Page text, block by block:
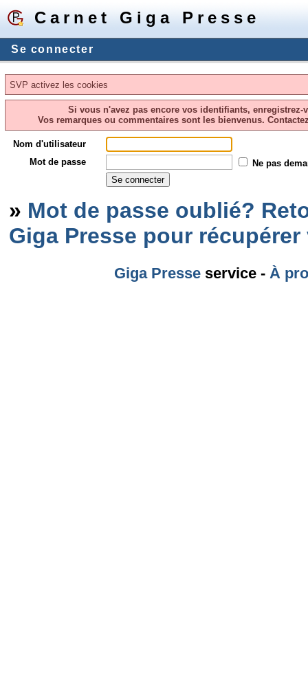
Carnet Giga Presse
Se connecter
SVP activez les cookies
Si vous n'avez pas encore vos identifiants,
Vos remarques ou commentaires sont les bienvenus.
Nom d'utilisateur
Mot de passe
Ne pas
» Mot de passe oublié?
Giga Presse pour
Giga Presse service - À